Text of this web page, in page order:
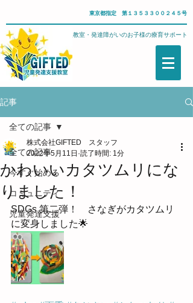
東京都指定 第１３５３３００２４５号
武蔵野市・児童発達支援教室・発達障がいのお子様の療育サポート
記事
全ての記事
今すぐ始める
コミュニティ
児童発達支援
全ての記事
かわいいカタツムリにな
りました！
株式会社GIFTED スタッフ
2022年5月11日 読了時間: 1分
SDGs 第二弾！　さなぎがカタツムリ
に変身しました🌟